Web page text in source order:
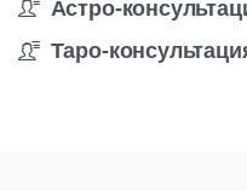
Астро-
Таро-